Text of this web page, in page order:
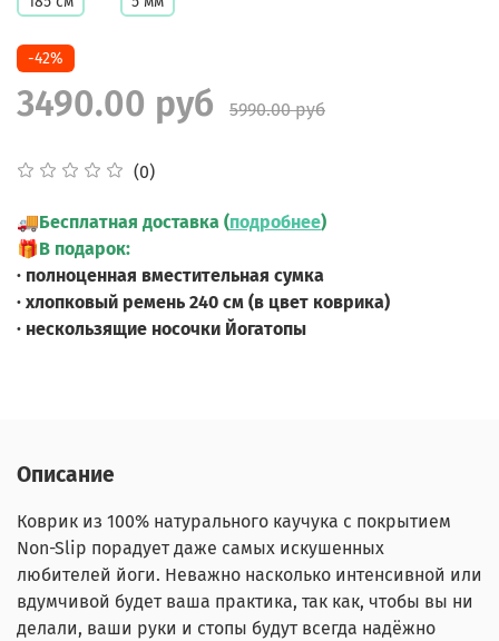
(0)
-42%
3490.00 руб 5990.00 руб
🚚Бесплатная доставка (подробнее)
🎁В подарок:
· полноценная вместительная сумка
· хлопковый ремень 240 см (в цвет коврика)
· нескользящие носочки Йогатопы
Описание
Коврик из 100% натурального каучука с покрытием
Non-Slip порадует даже самых искушенных
любителей йоги. Неважно насколько интенсивной или
вдумчивой будет ваша практика, так как, чтобы вы ни
делали, ваши руки и стопы будут всегда надёжно